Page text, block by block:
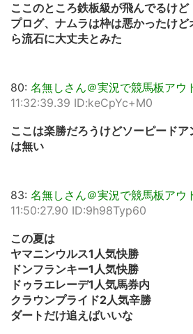
ここのところ鉄板級が飛んでるけど
プログ、ナムラは枠は悪かったけ
ら流石に大丈夫とみた
80: 名無しさん＠実況で競馬板アウ
11:32:39.39 ID:keCpYc+M0
ここは楽勝だろうけどソーピードア
は無い
83: 名無しさん＠実況で競馬板アウ
11:50:27.90 ID:9h98Typ60
この夏は
ヤマニンウルス1人気快勝
ドンフランキー1人気快勝
ドゥラエレーデ1人気馬券内
クラウンプライド2人気辛勝
ダートだけ追えばいいな